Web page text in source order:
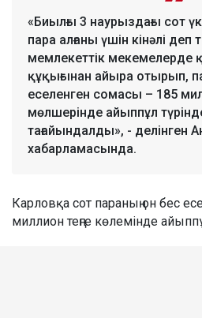
«Биылғы 3 наурыздағы сот
пара алғаны үшін кінәлі
мемлекеттік мекемелерде
құқығынан айыра отырып,
еселенген сомасы – 185
мөлшерінде айыппұл
тағайындалды», - делінген
хабарламасында.
Карловқа сот параның он бес
миллион теңге көлемінде